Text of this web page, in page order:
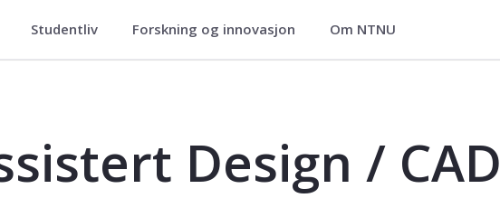
Studentliv Forskning og innovasjon Om NTNU
/ CAD - TEK2114
Design / CAD